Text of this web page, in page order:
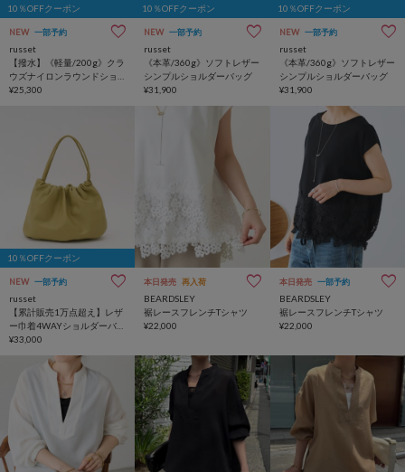
10％OFFクーポン
NEW 一部予約
russet
【撥水】《軽量/200g》クラ
ウズナイロンラウンドショ
ルダーバッグ
¥25,300
10％OFFクーポン
NEW 一部予約
russet
《本革/360g》ソフトレザー
シンプルショルダーバッグ
¥31,900
10％OFFクーポン
NEW 一部予約
russet
《本革/360g》ソフトレザー
シンプルショルダーバッグ
¥31,900
10％OFFクーポン
NEW 一部予約
russet
【累計販売1万点超え】レザ
ー巾着4WAYショルダーバッ
グ
¥33,000
本日発売 再入荷
BEARDSLEY
裾レースフレンチTシャツ
¥22,000
本日発売 一部予約
BEARDSLEY
裾レースフレンチTシャツ
¥22,000